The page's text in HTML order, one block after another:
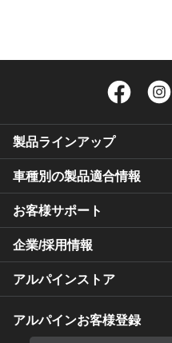
Facebook
製品ラインアップ
車種別の製品適合情報
お客様サポート
企業/採用情報
アルパインストア
アルパインお客様登録